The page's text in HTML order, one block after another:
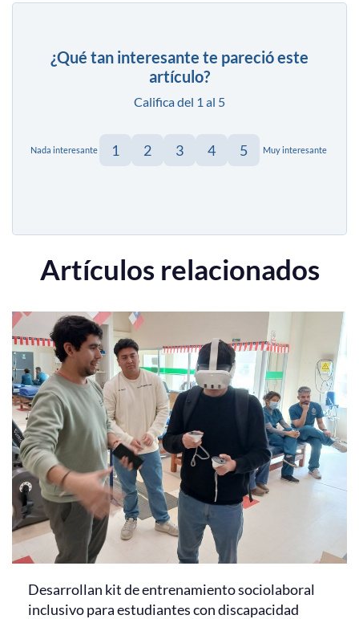
¿Qué tan interesante te pareció este
artículo?
Califica del 1 al 5
Nada interesante 1 2 3 4 5 Muy interesante
Artículos relacionados
Desarrollan kit de entrenamiento sociolaboral
inclusivo para estudiantes con discapacidad